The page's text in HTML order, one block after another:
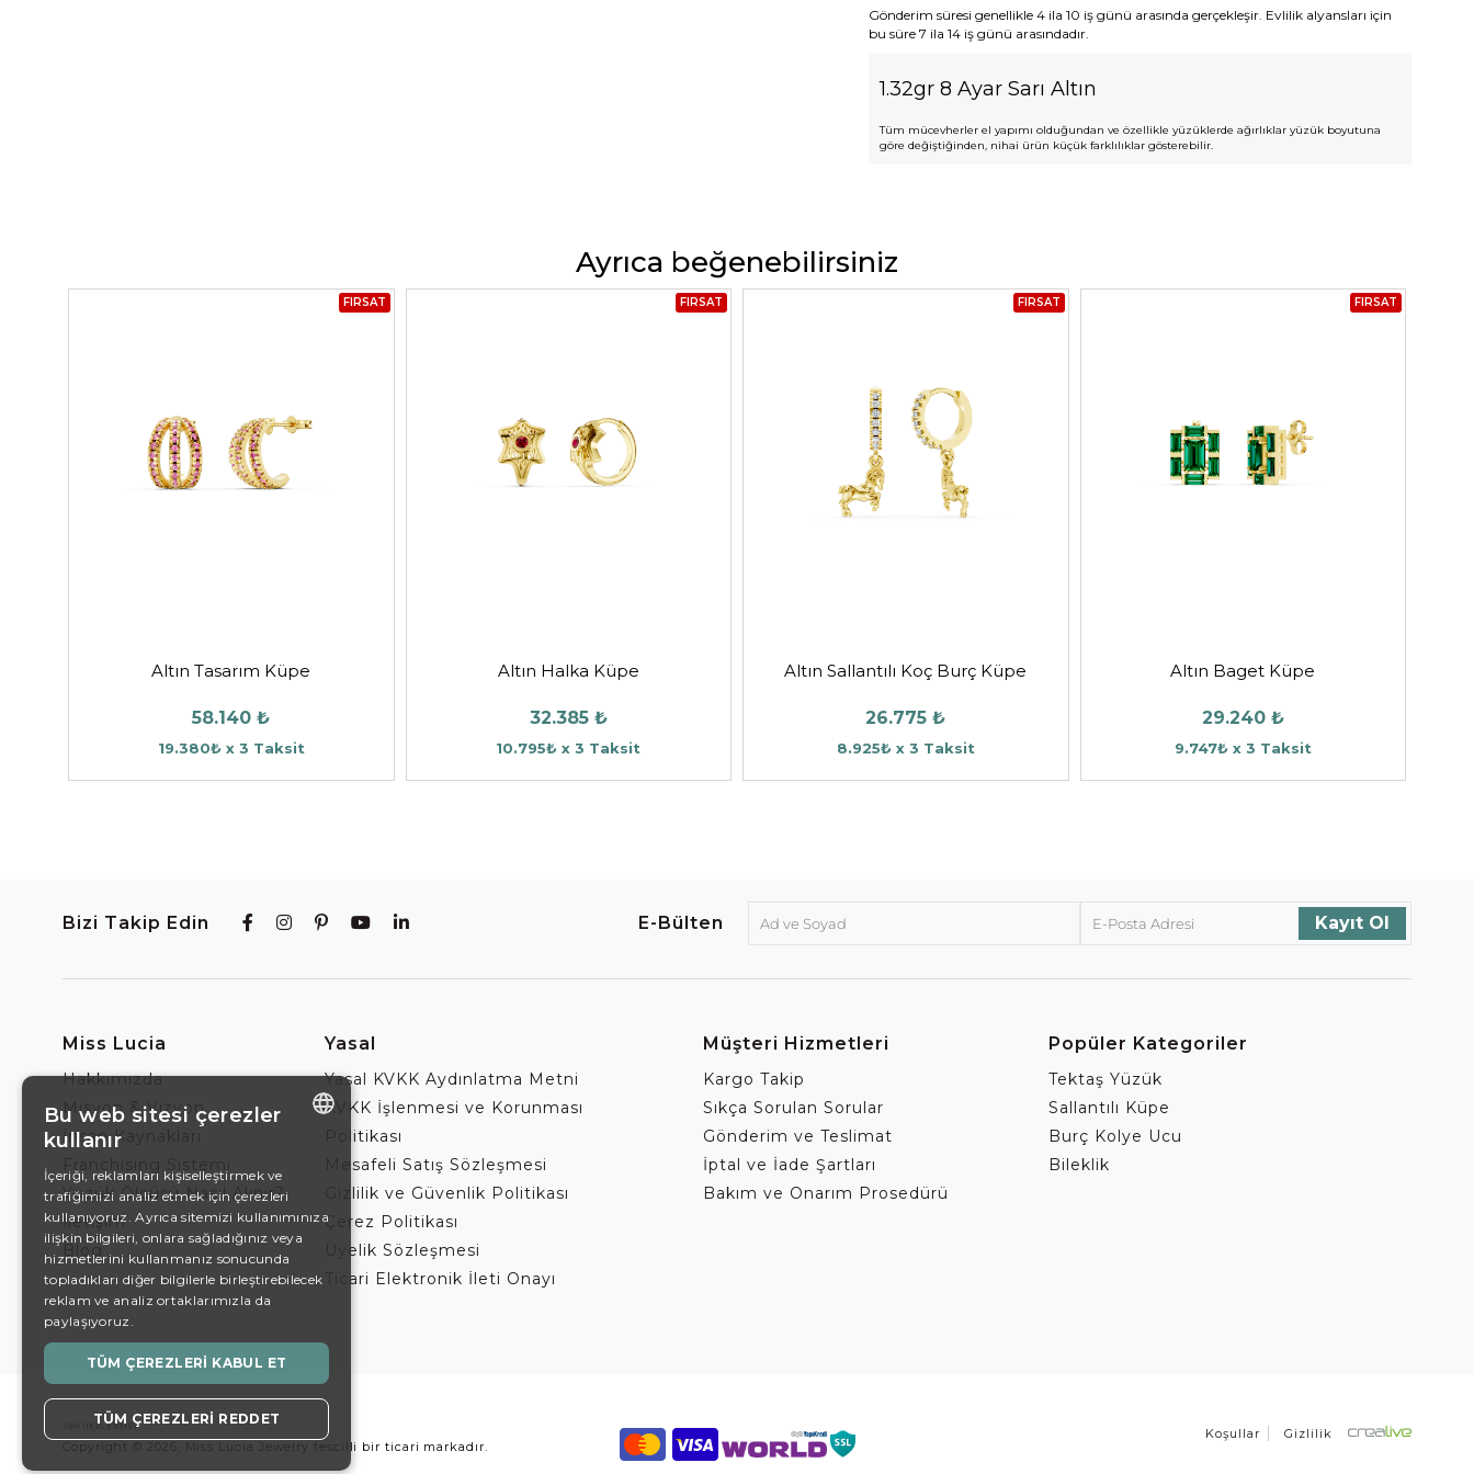
Gönderim süresi genellikle 4 ila 10 iş günü arasında gerçekleşir. Evlilik alyansları için
bu süre 7 ila 14 iş günü arasındadır.
1.32gr 8 Ayar Sarı Altın
Tüm mücevherler el yapımı olduğundan ve özellikle yüzüklerde ağırlıklar yüzük boyutuna
göre değiştiğinden, nihai ürün küçük farklılıklar gösterebilir.
Ayrıca beğenebilirsiniz
FIRSAT
Altın Tasarım Küpe
58.140 ₺
19.380₺ x 3 Taksit
FIRSAT
Altın Halka Küpe
32.385 ₺
10.795₺ x 3 Taksit
FIRSAT
Altın Sallantılı Koç Burç Küpe
26.775 ₺
8.925₺ x 3 Taksit
FIRSAT
Altın Baget Küpe
29.240 ₺
9.747₺ x 3 Taksit
Bizi Takip Edin E-Bülten
Miss Lucia
Hakkımızda
Misyon & Vizyon
İnsan Kaynakları
Yüzük Ölçüsü Nasıl Alınır?
İletişim
Blog
Yasal
Yasal KVKK Aydınlatma Metni
KVKK İşlenmesi ve Korunması
Politikası
Mesafeli Satış Sözleşmesi
Gizlilik ve Güvenlik Politikası
Çerez Politikası
Üyelik Sözleşmesi
Ticari Elektronik İleti Onayı
Müşteri Hizmetleri
Kargo Takip
Sıkça Sorulan Sorular
Gönderim ve Teslimat
İptal ve İade Şartları
Bakım ve Onarım Prosedürü
Popüler Kategoriler
Tektaş Yüzük
Sallantılı Küpe
Burç Kolye Ucu
Bileklik
Copyright © 2026, Miss Lucia Jewelry tescilli bir ticari markadır.
Koşullar Gizlilik
DE
EN
SWEDISH
TURKISH
Bu web sitesi çerezler
kullanır
İçeriği, reklamları kişiselleştirmek ve
trafiğimizi analiz etmek için çerezleri
kullanıyoruz. Ayrıca sitemizi kullanımınıza
ilişkin bilgileri, onlara sağladığınız veya
hizmetlerini kullanmanız sonucunda
topladıkları diğer bilgilerle birleştirebilecek
reklam ve analiz ortaklarımızla da
paylaşıyoruz.
TÜM ÇEREZLERI KABUL ET
TÜM ÇEREZLERI REDDET